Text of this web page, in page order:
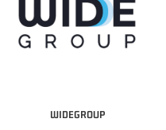
WIDEGROUP